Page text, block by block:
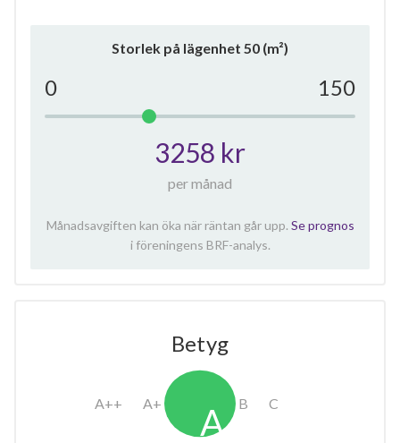
Storlek på lägenhet 50 (m²)
0 150
3258 kr
per månad
Månadsavgiften kan öka när räntan går upp. Se prognos
i föreningens BRF-analys.
Betyg